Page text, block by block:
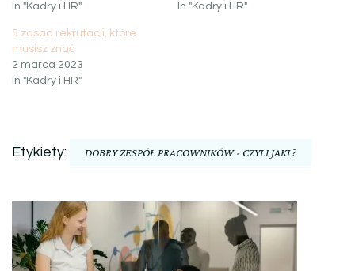
In "Kadry i HR"
In "Kadry i HR"
5 zasad rekrutacji, które
musisz znać
2 marca 2023
In "Kadry i HR"
Etykiety: DOBRY ZESPÓŁ PRACOWNIKÓW - CZYLI JAKI ?
Nawigacja
wpisu